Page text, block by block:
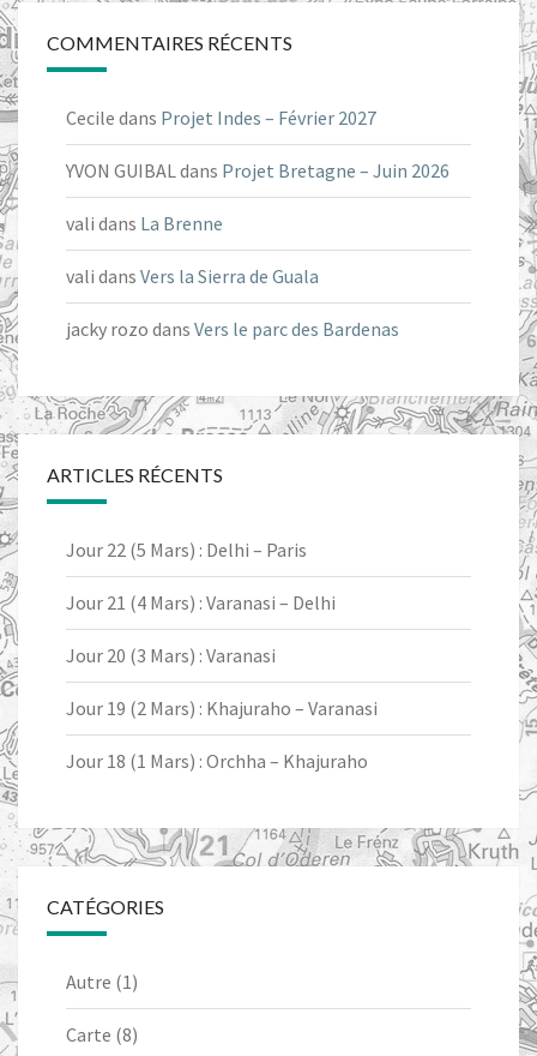
COMMENTAIRES RÉCENTS
Cecile dans Projet Indes – Février 2027
YVON GUIBALdans Projet Bretagne – Juin 2026
vali dans La Brenne
vali dans Vers la Sierra de Guala
jacky rozo dans Vers le parc des Bardenas
ARTICLES RÉCENTS
Jour 22 (5 Mars) : Delhi – Paris
Jour 21 (4 Mars) : Varanasi – Delhi
Jour 20 (3 Mars) : Varanasi
Jour 19 (2 Mars) : Khajuraho – Varanasi
Jour 18 (1 Mars) : Orchha – Khajuraho
CATÉGORIES
Autre (1)
Carte (8)